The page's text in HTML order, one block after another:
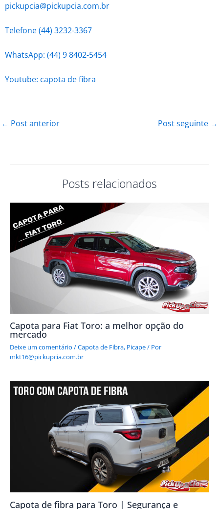
pickupcia@pickupcia.com.br
Telefone (44) 3232-3367
WhatsApp: (44) 9 8402-5454
Youtube: capota de fibra
← Post anterior Post seguinte →
Posts relacionados
Capota para Fiat Toro: a melhor opção do
mercado
Deixe um comentário /Capota de Fibra, Picape/ Por
mkt16@pickupcia.com.br
Capota de fibra para Toro | Segurança e